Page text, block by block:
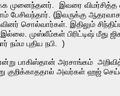
இவரை விமர்சித்த
(இவருக்கு ஆதரவாக
சொல்வார்கள். இதிலும்
இல்லை. முஸ்லீம்கள் பிரிட்டிஷ்
நம்ம புதிய நபி. )
பாகிஸ்தான் அரசாங்கம்
குறிக்காததால் அவர்கள் ஹஜ்